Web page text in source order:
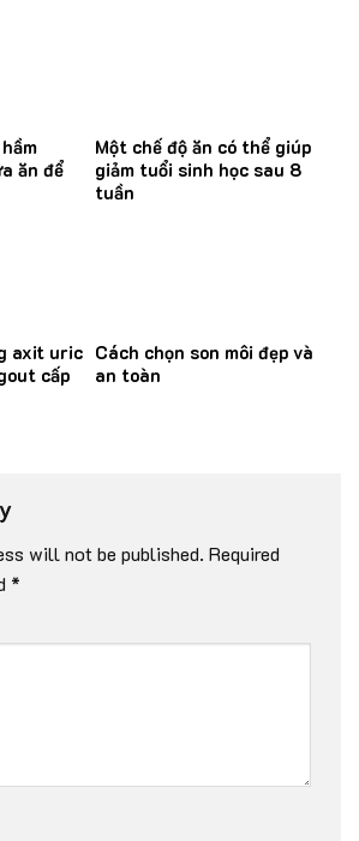
ăn để
Một chế độ ăn có thể giúp
giảm tuổi sinh học sau 8
tuần
axit uric
cấp
Cách chọn son môi đẹp và
an toàn
will not be published. Required
*